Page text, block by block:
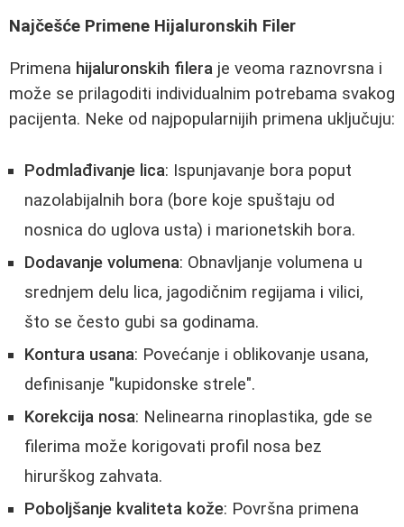
Najčešće Primene Hijaluronskih Filer
Primena hijaluronskih filera je veoma raznovrsna i
može se prilagoditi individualnim potrebama svakog
pacijenta. Neke od najpopularnijih primena uključuju:
Podmlađivanje lica: Ispunjavanje bora poput
nazolabijalnih bora (bore koje spuštaju od
nosnica do uglova usta) i marionetskih bora.
Dodavanje volumena: Obnavljanje volumena u
srednjem delu lica, jagodičnim regijama i vilici,
što se često gubi sa godinama.
Kontura usana: Povećanje i oblikovanje usana,
definisanje "kupidonske strele".
Korekcija nosa: Nelinearna rinoplastika, gde se
filerima može korigovati profil nosa bez
hirurškog zahvata.
Poboljšanje kvaliteta kože: Površna primena